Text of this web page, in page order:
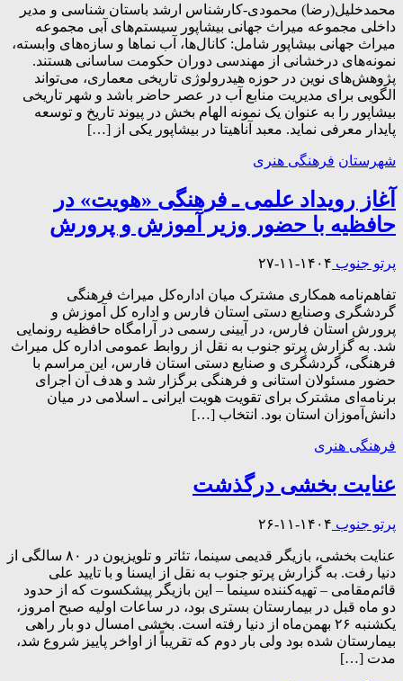
محمدخلیل(رضا) محمودی-کارشناس ارشد باستان شناسی و مدیر
داخلی مجموعه میراث جهانی بیشاپور سیستم‌های آبی مجموعه
میراث جهانی بیشاپور شامل: کانال‌ها، آب نماها و سازه‌های وابسته،
نمونه‌های درخشانی از مهندسی دوران حکومت ساسانی هستند.
پژوهش‌های نوین در حوزه هیدرولوژی تاریخی معماری، می‌تواند
الگویی برای مدیریت منابع آب در عصر حاضر باشد و شهر تاریخی
بیشاپور را به عنوان یک نمونه الهام بخش در پیوند تاریخ و توسعه
پایدار معرفی نماید. معبد آناهیتا در بیشاپور یکی از […]
شهرستان فرهنگی هنری
آغاز رویداد علمی ـ فرهنگی «هویت» در
حافظیه با حضور وزیر آموزش‌ و پرورش
پرتو جنوب ۱۴۰۴-۱۱-۲۷
تفاهم‌نامه همکاری مشترک میان اداره‌کل میراث فرهنگی
گردشگری وصنایع دستی استان فارس و اداره کل آموزش و
پرورش استان فارس، در آیینی رسمی در آرامگاه حافظیه رونمایی
شد. به گزارش پرتو جنوب به نقل از روابط عمومی اداره کل میراث
فرهنگی، گردشگری و صنایع دستی استان فارس، این مراسم با
حضور مسئولان استانی و فرهنگی برگزار شد و هدف آن اجرای
برنامه‌ای مشترک برای تقویت هویت ایرانی ـ اسلامی در میان
دانش‌آموزان استان بود. انتخاب […]
فرهنگی هنری
عنایت بخشی درگذشت
پرتو جنوب ۱۴۰۴-۱۱-۲۶
عنایت بخشی، ‌بازیگر قدیمی سینما، تئاتر و تلویزیون در ۸۰ سالگی از
دنیا رفت. به گزارش پرتو جنوب به نقل از ایسنا و با تایید علی
قائم‌مقامی – تهیه‌کننده سینما – این بازیگر پیشکسوت که از حدود
دو ماه قبل در بیمارستان بستری بود، در ساعات اولیه صبح امروز،
یکشنبه ۲۶ بهمن‌ماه از دنیا رفته است. بخشی امسال دو بار راهی
بیمارستان شده بود ولی بار دوم که تقریباً از اواخر پاییز شروع شد،
مدت […]